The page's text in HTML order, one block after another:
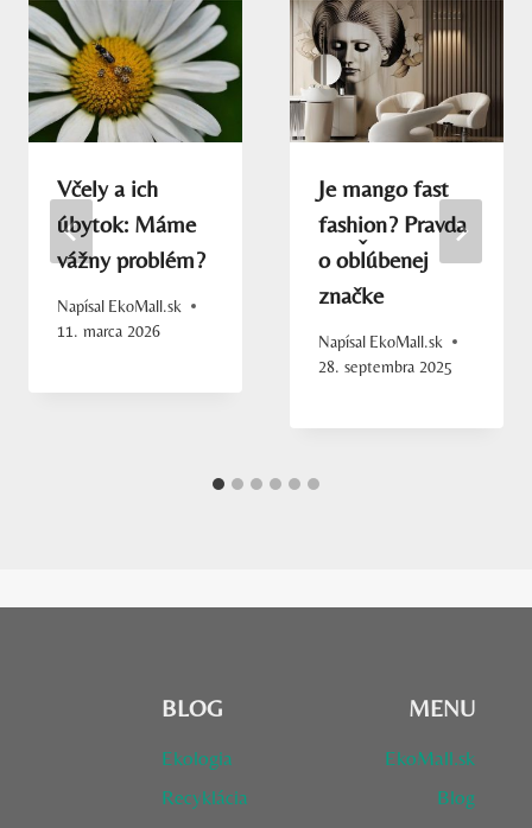
Včely a ich
úbytok: Máme
vážny problém?
Napísal EkoMall.sk
11. marca 2026
Je mango fast
fashion? Pravda
o obľúbenej
značke
Napísal EkoMall.sk
28. septembra 2025
BLOG
Ekologia
Recyklácia
MENU
EkoMall.sk
Blog